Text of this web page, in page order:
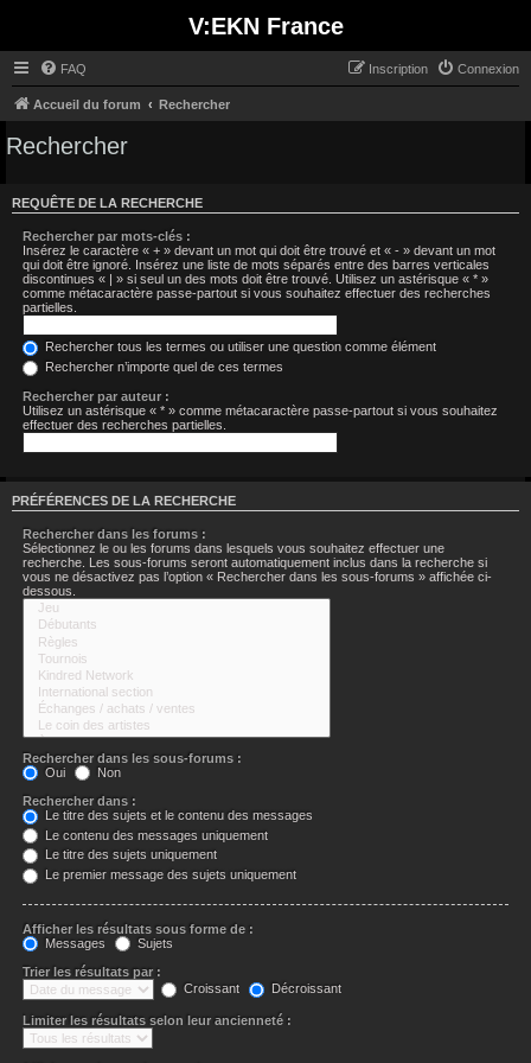
V:EKN France
FAQ Connexion
Inscription
Accueil du forum Rechercher
Rechercher
REQUÊTE DE LA RECHERCHE
Rechercher par mots-clés :
Insérez le caractère « + » devant un mot qui doit être trouvé et « - » devant un mot
qui doit être ignoré. Insérez une liste de mots séparés entre des barres verticales
discontinues « | » si seul un des mots doit être trouvé. Utilisez un astérisque « * »
comme métacaractère passe-partout si vous souhaitez effectuer des recherches
partielles.
Rechercher tous les termes ou utiliser une question comme élément
Rechercher n’importe quel de ces termes
Rechercher par auteur :
Utilisez un astérisque « * » comme métacaractère passe-partout si vous souhaitez
effectuer des recherches partielles.
PRÉFÉRENCES DE LA RECHERCHE
Rechercher dans les forums :
Sélectionnez le ou les forums dans lesquels vous souhaitez effectuer une
recherche. Les sous-forums seront automatiquement inclus dans la recherche si
vous ne désactivez pas l’option « Rechercher dans les sous-forums » affichée ci-
dessous.
Rechercher dans les sous-forums :
Oui
Non
Rechercher dans :
Le titre des sujets et le contenu des messages
Le contenu des messages uniquement
Le titre des sujets uniquement
Le premier message des sujets uniquement
Afficher les résultats sous forme de :
Messages
Sujets
Trier les résultats par :
Croissant
Décroissant
Limiter les résultats selon leur ancienneté :